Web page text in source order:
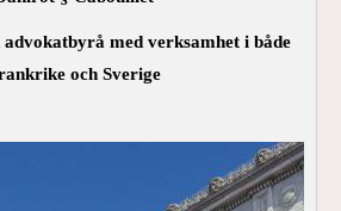
advokatbyrå med verksamhet i både
och Sverige